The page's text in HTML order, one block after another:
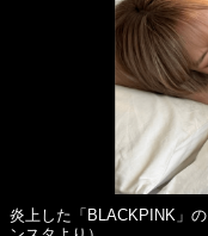
炎上した「BLACKPINK」